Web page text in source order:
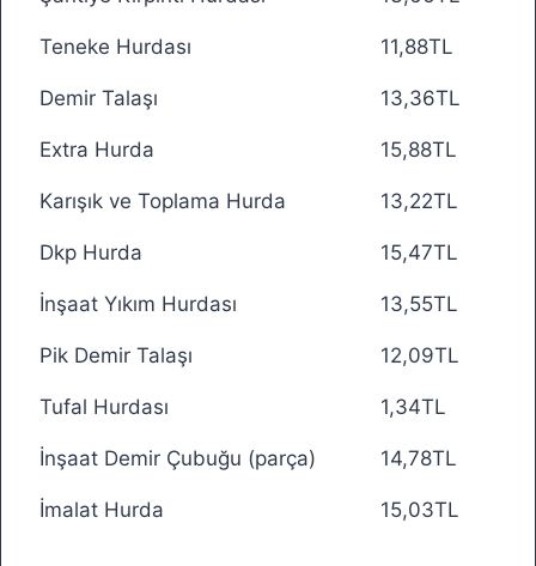
Teneke Hurdası 11,88TL
Demir Talaşı 13,36TL
Extra Hurda 15,88TL
Karışık ve Toplama Hurda 13,22TL
Dkp Hurda 15,47TL
İnşaat Yıkım Hurdası 13,55TL
Pik Demir Talaşı 12,09TL
Tufal Hurdası 1,34TL
İnşaat Demir Çubuğu (parça) 14,78TL
İmalat Hurda 15,03TL